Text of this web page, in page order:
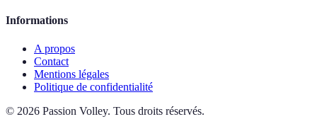
Informations
A propos
Contact
Mentions légales
Politique de confidentialité
© 2026 Passion Volley. Tous droits réservés.